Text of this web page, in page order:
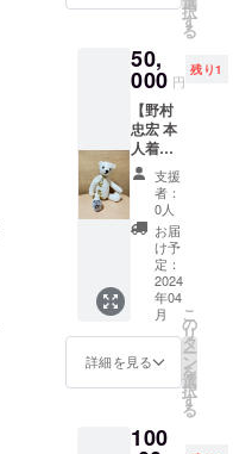
肩幅
58cm、
24cm
XXL：
身丈
78cm、
身幅
67cm、
肩幅
59.5cm
、袖丈
25cm ※
発送は3
月下旬
～4月上
旬を予
定して
す。
肩幅
54.5cm
、袖丈
21.5cm
L：身丈
74cm、
身幅
62cm、
肩幅
56cm、
袖丈
22cm ※
発送は3
月下旬
～4月上
旬を予
定して
イン入
村忠宏
が野村
道場イ
ベント
内で着
用して
いた柔
道衣で
制作し
たディ
ベアに
本人の
直筆サ
インを
入れた
ものに
なりま
世界に
択
す
る
50,
000 円
残り1
【野村
忠宏 本
人着
用！野
村道場
柔道衣
で制作
したテ
ディベ
ア(野村
忠宏名
前刺繍
部分使
用・直
筆サイ
ン入
村忠宏
支援
者：
0人
お届
け予
定：
2024
年04
月
詳細を見る
こ
の
リ
タ
ー
ン
を
選
択
す
る
100